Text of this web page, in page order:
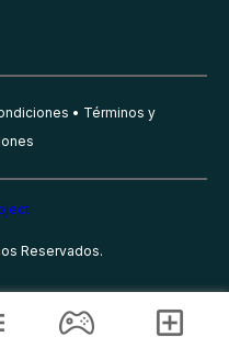
Términos y
Reservados.